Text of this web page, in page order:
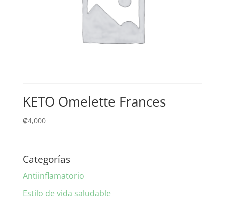
KETO Omelette Frances
₡4,000
Categorías
Antiinflamatorio
Estilo de vida saludable